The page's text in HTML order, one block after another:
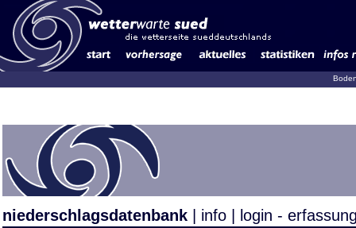
niederschlagsdatenbank info login -